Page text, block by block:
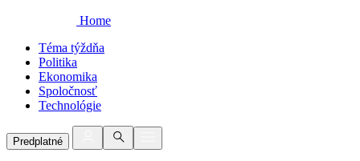
Home
Téma týždňa
Politika
Ekonomika
Spoločnosť
Technológie
Predplatné